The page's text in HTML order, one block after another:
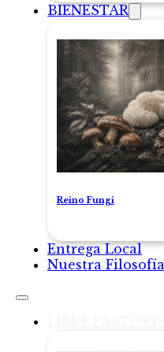
BIENESTAR
Reino Fungi
Entrega Local
Nuestra Filosofía